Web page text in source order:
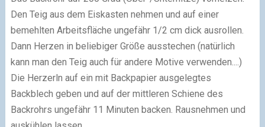
Den Teig aus dem Eiskasten nehmen und auf einer
bemehlten Arbeitsfläche ungefähr 1/2 cm dick ausrollen.
Dann Herzen in beliebiger Größe ausstechen (natürlich
kann man den Teig auch für andere Motive verwenden....)
Die Herzerln auf ein mit Backpapier ausgelegtes
Backblech geben und auf der mittleren Schiene des
Backrohrs ungefähr 11 Minuten backen. Rausnehmen und